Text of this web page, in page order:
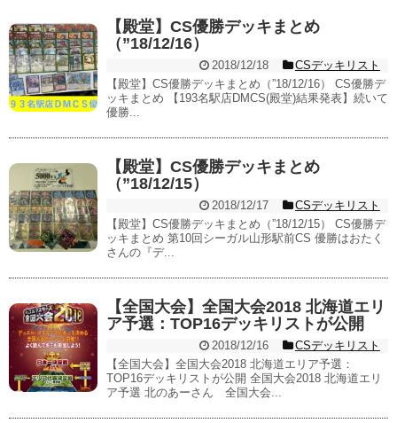
【殿堂】CS優勝デッキまとめ
（”18/12/16）
2018/12/18
CSデッキリスト
【殿堂】CS優勝デッキまとめ（”18/12/16） CS優勝デ
ッキまとめ 【193名駅店DMCS(殿堂)結果発表】続いて
優勝...
【殿堂】CS優勝デッキまとめ
（”18/12/15）
2018/12/17
CSデッキリスト
【殿堂】CS優勝デッキまとめ（”18/12/15） CS優勝デ
ッキまとめ 第10回シーガル山形駅前CS 優勝はおたく
さんの『デ...
【全国大会】全国大会2018 北海道エリ
ア予選：TOP16デッキリストが公開
2018/12/16
CSデッキリスト
【全国大会】全国大会2018 北海道エリア予選：
TOP16デッキリストが公開 全国大会2018 北海道エリ
ア予選 北のあーさん 全国大会...